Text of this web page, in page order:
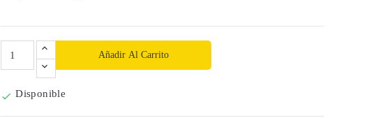
Añadir Al Carrito
 Disponible